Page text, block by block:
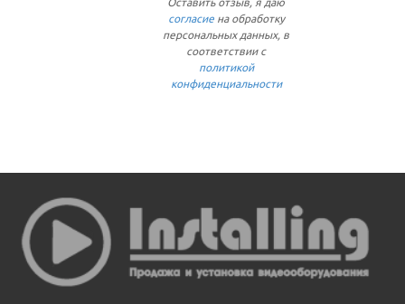
согласиена обработку
персональных данных, в
соответствии с
политикой
конфиденциальности